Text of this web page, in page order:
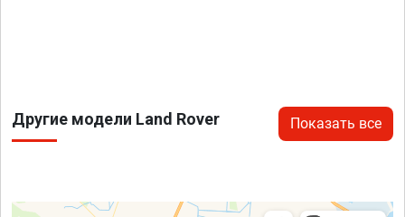
Другие модели Land Rover Показать все